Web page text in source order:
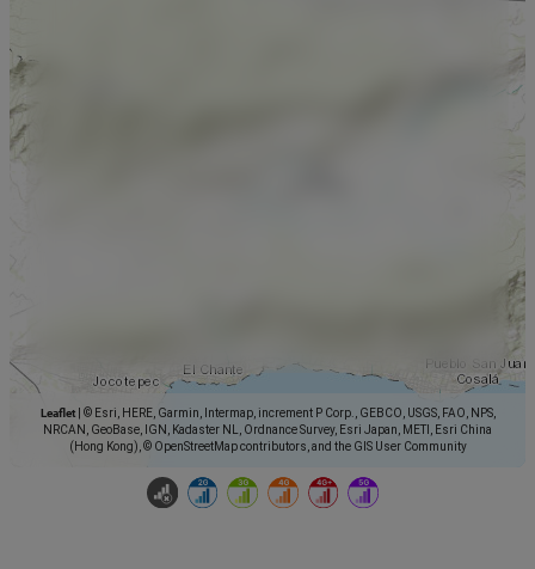
Leaflet
© Esri, HERE, Garmin, Intermap, increment P Corp., GEBCO, USGS, FAO, NPS,
NRCAN, GeoBase, IGN, Kadaster NL, Ordnance Survey, Esri Japan, METI, Esri China
(Hong Kong), © OpenStreetMap contributors, and the GIS User Community